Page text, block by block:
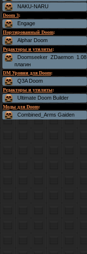
NAKU-NARU
Doom 3:
Engage
Портированный Doom:
Alphar Doom
Редакторы и утилиты:
Doomseeker ZDaemon 1.08
плагин
DM Уровни для Doom:
Q3A Doom
Редакторы и утилиты:
Ultimate Doom Builder
Моды для Doom:
Combined_Arms Gaiden